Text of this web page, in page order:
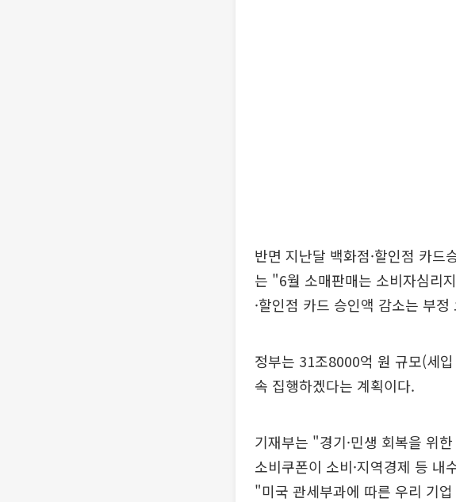
반면 지난달 백화점·할인점 카
는 "6월 소매판매는 소비자심리
·할인점 카드 승인액 감소는 부
정부는 31조8000억 원 규모(세
속 집행하겠다는 계획이다.
기재부는 "경기·민생 회복을 위
소비쿠폰이 소비·지역경제 등
"미국 관세부과에 따른 우리 기